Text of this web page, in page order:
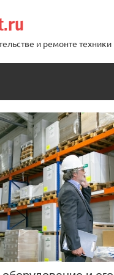
и ремонте техники